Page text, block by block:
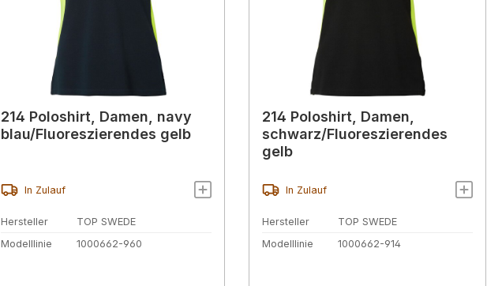
214 Poloshirt, Damen, navy
blau/Fluoreszierendes gelb
In Zulauf
Hersteller
TOP SWEDE
Modelllinie
1000662-960
214 Poloshirt, Damen,
schwarz/Fluoreszierendes
gelb
In Zulauf
Hersteller
TOP SWEDE
Modelllinie
1000662-914